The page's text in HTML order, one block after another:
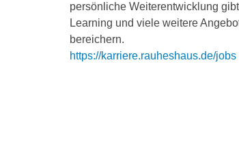
persönliche Weiterentwicklung
Learning und viele weitere
bereichern.
https://karriere.rauheshaus.de/jobs